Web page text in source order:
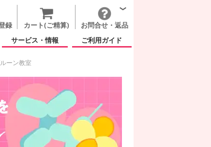
録 カート(ご精算)
お問合せ・返品
サービス・情報 ご利用ガイド
ーン教室